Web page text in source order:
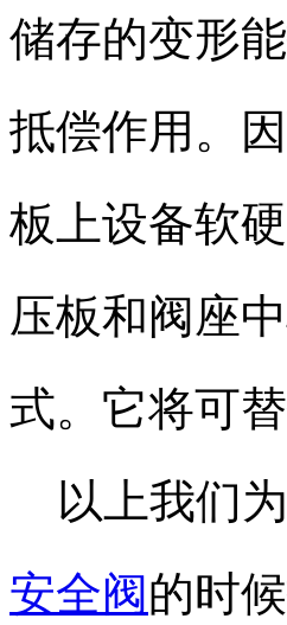
储存的变形
抵偿作用。
板上设备软
压板和阀座
式。它将可
以上我们为
安全阀的时